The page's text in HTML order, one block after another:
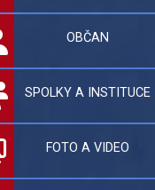
OBČAN
SPOLKY A INSTITUCE
FOTO A VIDEO